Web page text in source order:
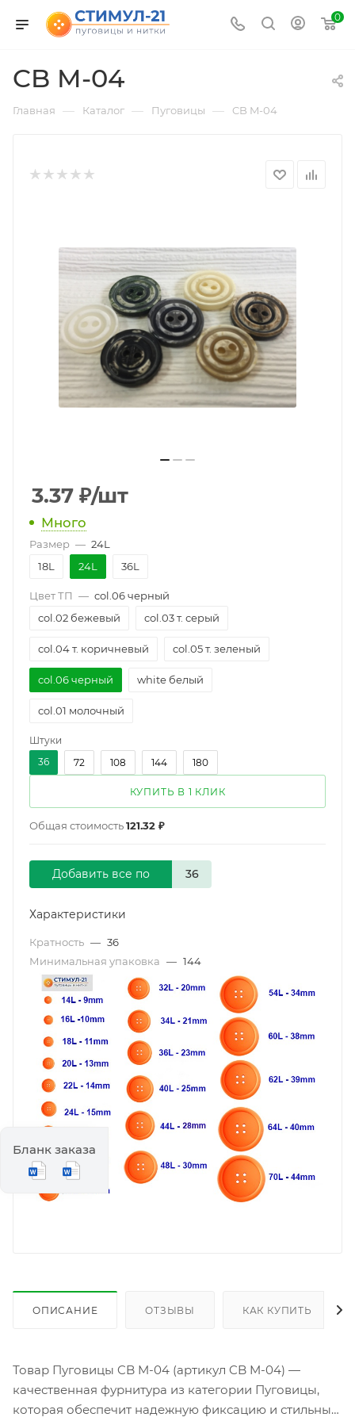
0
CB M-04
Главная — Каталог — Пуговицы — CB M-04
3.37 ₽/шт
Много
Размер — 24L
18L
24L 36L
Цвет ТП — col.06 черный
col.02 бежевый
col.03 т. серый
col.04 т. коричневый col.05 т. зеленый
col.06 черный white белый
col.01 молочный
Штуки
36
72 108 144 180
КУПИТЬ В 1 КЛИК
Общая стоимость121.32 ₽
Добавить все по
Характеристики
Кратность — 36
Минимальная упаковка — 144
ОПИСАНИЕ ОТЗЫВЫ КАК КУПИТЬ
Товар Пуговицы CB M-04 (артикул CB M-04) —
качественная фурнитура из категории Пуговицы,
которая обеспечит надежную фиксацию и стильный
Бланк заказа